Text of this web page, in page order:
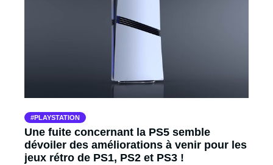
PLAYSTATION
Une fuite concernant la PS5 semble
dévoiler des améliorations à venir pour les
jeux rétro de PS1, PS2 et PS3 !